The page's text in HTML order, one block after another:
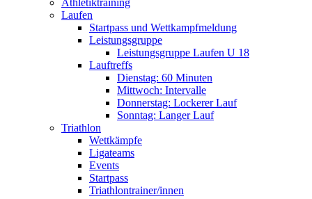
Athletiktraining
Laufen
Startpass und Wettkampfmeldung
Leistungsgruppe
Leistungsgruppe Laufen U 18
Lauftreffs
Dienstag: 60 Minuten
Mittwoch: Intervalle
Donnerstag: Lockerer Lauf
Sonntag: Langer Lauf
Triathlon
Wettkämpfe
Ligateams
Events
Startpass
Triathlontrainer/innen